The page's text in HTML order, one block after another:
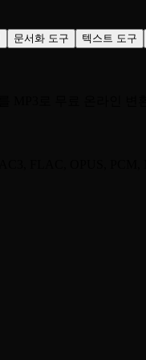
문서화 도구 텍스트 도구